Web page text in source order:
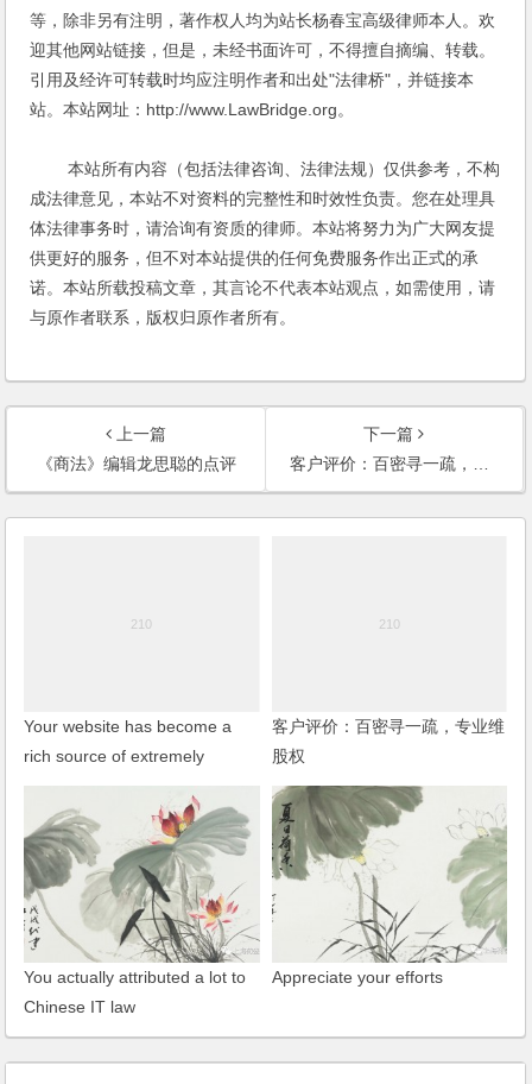
等，除非另有注明，著作权人均为站长杨春宝高级律师本人。欢
迎其他网站链接，但是，未经书面许可，不得擅自摘编、转载。
引用及经许可转载时均应注明作者和出处"法律桥"，并链接本
站。本站网址：http://www.LawBridge.org。
本站所有内容（包括法律咨询、法律法规）仅供参考，不构
成法律意见，本站不对资料的完整性和时效性负责。您在处理具
体法律事务时，请洽询有资质的律师。本站将努力为广大网友提
供更好的服务，但不对本站提供的任何免费服务作出正式的承
诺。本站所载投稿文章，其言论不代表本站观点，如需使用，请
与原作者联系，版权归原作者所有。
上一篇
《商法》编辑龙思聪的点评
下一篇
客户评价：百密寻一疏，专业维股权
Your website has become a
rich source of extremely
important, literally vital
information
客户评价：百密寻一疏，专业维
股权
You actually attributed a lot to
Chinese IT law
Appreciate your efforts